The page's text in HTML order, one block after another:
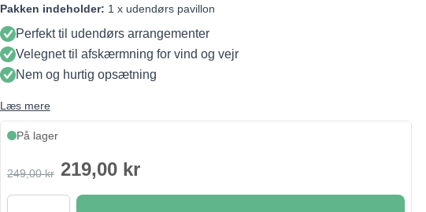
Pakken indeholder: 1 x udendørs pavillon
Perfekt til udendørs arrangementer
Velegnet til afskærmning for vind og vejr
Nem og hurtig opsætning
Læs mere
På lager
249,00 kr 219,00 kr
Antal